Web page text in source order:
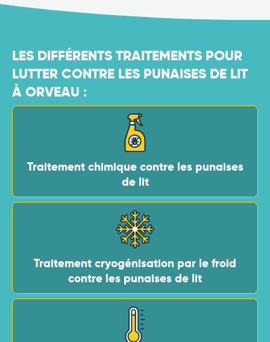
LES DIFFÉRENTS TRAITEMENTS POUR
LUTTER CONTRE LES PUNAISES DE LIT
À ORVEAU :
Traitement chimique contre les punaises
de lit
Traitement cryogénisation par le froid
contre les punaises de lit